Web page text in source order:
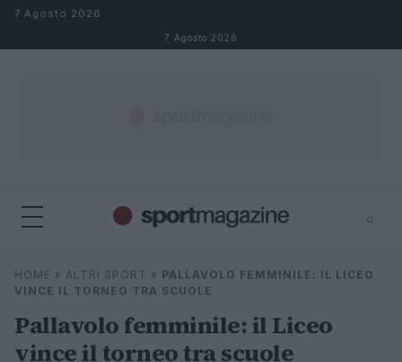
Salta al contenuto
7 Agosto 2026
7 Agosto 2026
⌕
Cerca
⌕
HOME » ALTRI SPORT » PALLAVOLO FEMMINILE: IL LICEO
VINCE IL TORNEO TRA SCUOLE
Pallavolo femminile: il Liceo
vince il torneo tra scuole